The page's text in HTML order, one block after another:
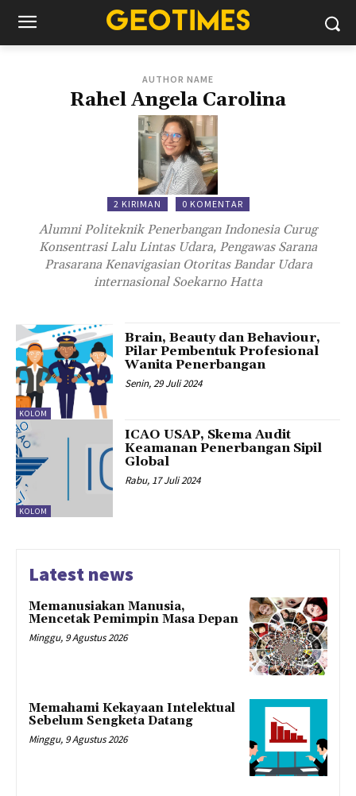
AUTHOR NAME
Rahel Angela Carolina
2 KIRIMAN 0 KOMENTAR
Alumni Politeknik Penerbangan Indonesia Curug
Konsentrasi Lalu Lintas Udara, Pengawas Sarana
Prasarana Kenavigasian Otoritas Bandar Udara
internasional Soekarno Hatta
KOLOM
Brain, Beauty dan Behaviour,
Pilar Pembentuk Profesional
Wanita Penerbangan
Senin, 29 Juli 2024
KOLOM
ICAO USAP, Skema Audit
Keamanan Penerbangan Sipil
Global
Rabu, 17 Juli 2024
Latest news
Memanusiakan Manusia,
Mencetak Pemimpin Masa Depan
Minggu, 9 Agustus 2026
Memahami Kekayaan Intelektual
Sebelum Sengketa Datang
Minggu, 9 Agustus 2026